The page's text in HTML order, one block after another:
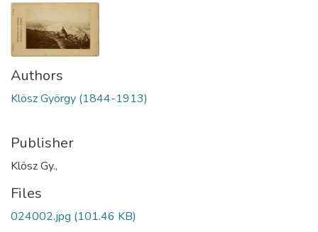
Authors
Klösz György (1844-1913)
Publisher
Klösz Gy.,
Files
024002.jpg (101.46 KB)